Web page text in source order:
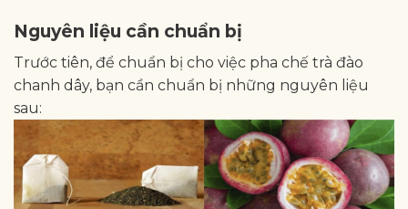
Nguyên liệu cần chuẩn bị
Trước tiên, để chuẩn bị cho việc pha chế trà đào
chanh dây, bạn cần chuẩn bị những nguyên liệu
sau: